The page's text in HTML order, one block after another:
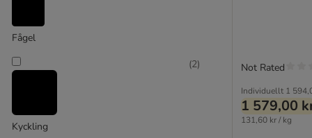
animonda Carny
Bosch
Calibra
Carnilove
Fågel
Kyckling
(2)
Individuellt 1
1 579,00
131,60 kr / kg
Not Rated